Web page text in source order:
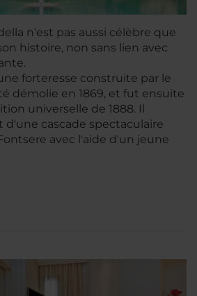
n'est pas aussi célèbre que
histoire, non sans lien avec
forteresse construite par le
démolie en 1869, et fut ensuite
universelle de 1888. Il
d'une cascade spectaculaire
avec l'aide d'un jeune